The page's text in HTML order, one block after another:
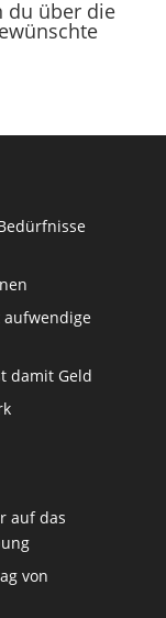
du über die
damit Geld
auf das
von